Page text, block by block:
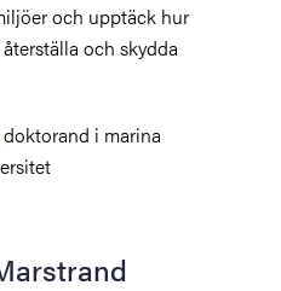
och upptäck hur
och skydda
doktorand i marina